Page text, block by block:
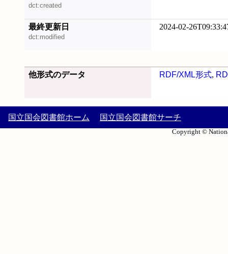
dct:created
最終更新日
dct:modified
2024-02-
他形式のデータ RDF/XML形式,
国立国会図書館ホーム 国立国会図書館サーチ
Copyright ©